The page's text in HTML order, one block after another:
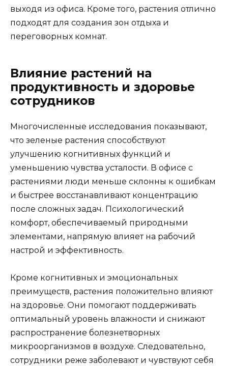
выходя из офиса. Кроме того, растения отлично
подходят для создания зон отдыха и
переговорных комнат.
Влияние растений на
продуктивность и здоровье
сотрудников
Многочисленные исследования показывают,
что зеленые растения способствуют
улучшению когнитивных функций и
уменьшению чувства усталости. В офисе с
растениями люди меньше склонны к ошибкам
и быстрее восстанавливают концентрацию
после сложных задач. Психологический
комфорт, обеспечиваемый природными
элементами, напрямую влияет на рабочий
настрой и эффективность.
Кроме когнитивных и эмоциональных
преимуществ, растения положительно влияют
на здоровье. Они помогают поддерживать
оптимальный уровень влажности и снижают
распространение болезнетворных
микроорганизмов в воздухе. Следовательно,
сотрудники реже заболевают и чувствуют себя